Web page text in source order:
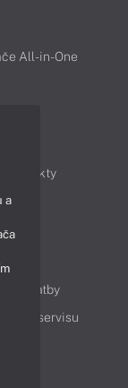
All-in-One
Produkty
a platby
Cenník servisu
a